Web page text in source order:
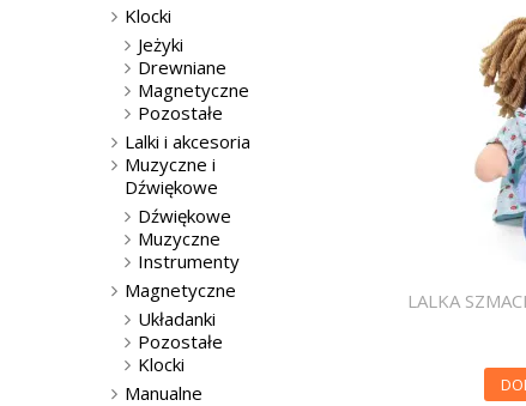
LALKA
Klocki
Jeżyki
Drewniane
Magnetyczne
Pozostałe
Lalki i akcesoria
Muzyczne i
Dźwiękowe
Dźwiękowe
Muzyczne
Instrumenty
Magnetyczne
Układanki
Pozostałe
Klocki
Manualne